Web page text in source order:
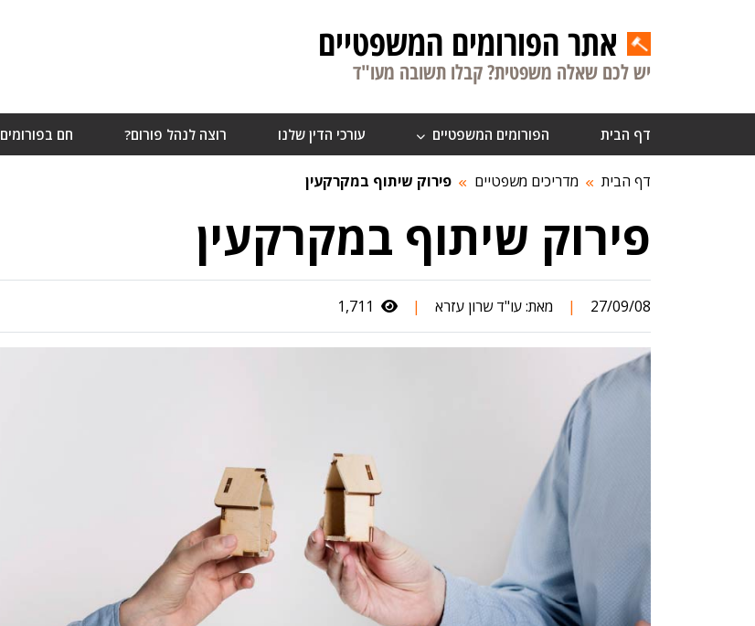
אתר הפורומים המשפטיים
יש לכם שאלה משפטית? קבלו תשובה מעו"ד
דף הבית הפורומים המשפטיים עורכי הדין שלנו רוצה לנהל פורום? חם בפורומים
דף הבית מדריכים משפטיים פירוק שיתוף במקרקעין
פירוק שיתוף במקרקעין
27/09/08
| מאת:עו"ד שרון עזרא |